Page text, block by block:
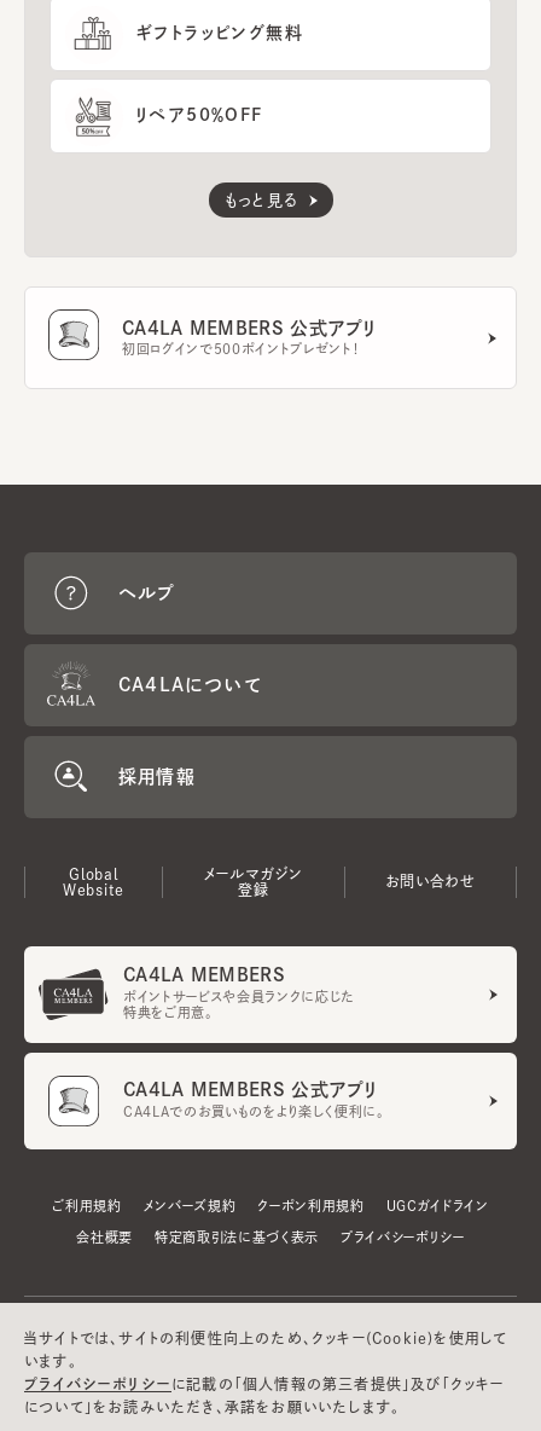
ギフトラッピング無料
リペア50％OFF
もっと見る
CA4LA MEMBERS 公式アプリ
初回ログインで500ポイントプレゼント！
ヘルプ
CA4LAについて
採用情報
Global
Website
メールマガジン
登録
お問い合わせ
CA4LA MEMBERS
ポイントサービスや会員ランクに応じた
特典をご用意。
CA4LA MEMBERS 公式アプリ
CA4LAでのお買いものをより楽しく便利に。
ご利用規約 メンバーズ規約 クーポン利用規約 UGCガイドライン
会社概要 特定商取引法に基づく表示 プライバシーポリシー
当サイトでは、サイトの利便性向上のため、クッキー(Cookie)を使用して
います。
プライバシーポリシー に記載の「個人情報の第三者提供」及び「クッキー
について」をお読みいただき、承諾をお願いいたします。